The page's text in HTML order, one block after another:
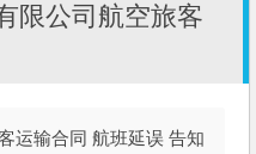
限公司航空旅客
运输合同 航班延误 告知